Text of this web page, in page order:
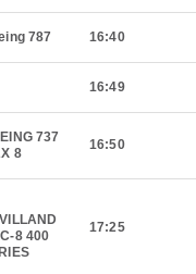
787 16:40
16:49
737
8
16:50
8 400
17:25